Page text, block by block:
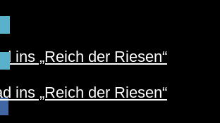
ins „Reich der Riesen“
ins „Reich der Riesen“